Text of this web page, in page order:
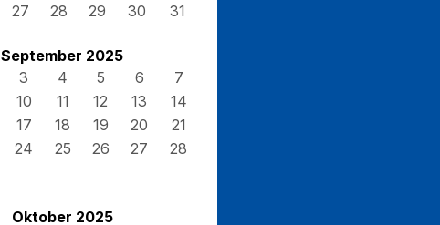
27 28 29 30 31
September 2025
3 4 5 6
7
10 11 12 13
14
17 18 19 20
21
24 25 26 27
28
Oktober 2025